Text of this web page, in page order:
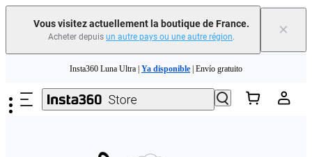
Vous visitez actuellement la boutique de France.
Acheter depuis un autre pays ou une autre région. ×
Need shopping help? | Chat with our experts now!
Insta360 Luna Ultra | Ya disponible | Envío gratuito